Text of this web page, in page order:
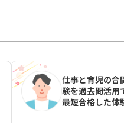
仕事と育児の合
験を過去問活用
最短合格した体